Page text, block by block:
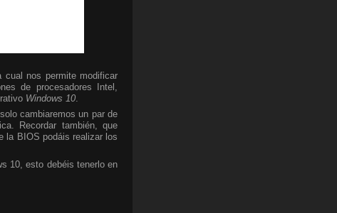
cual nos permite modificar
de procesadores Intel,
Windows 10
cambiaremos un par de
Recordar también, que
la BIOS podáis realizar los
10, esto debéis tenerlo en